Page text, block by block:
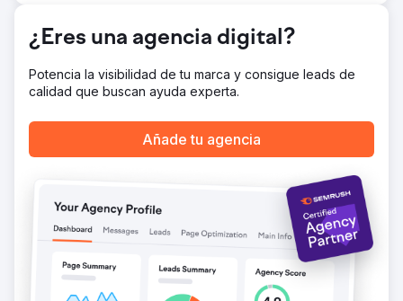
Aumentó el tráfico orgánico de 0 a 64 400 visitantes por
mes. Cube ahora ocupa el primer puesto en la primera
página para todas las palabras clave de FP&A que le
interesan, incluida la primera posición en la categoría
conversión.
¿Eres una agencia digital?
Potencia la visibilidad de tu marca y consigue leads de
calidad que buscan ayuda experta.
Añade tu agencia